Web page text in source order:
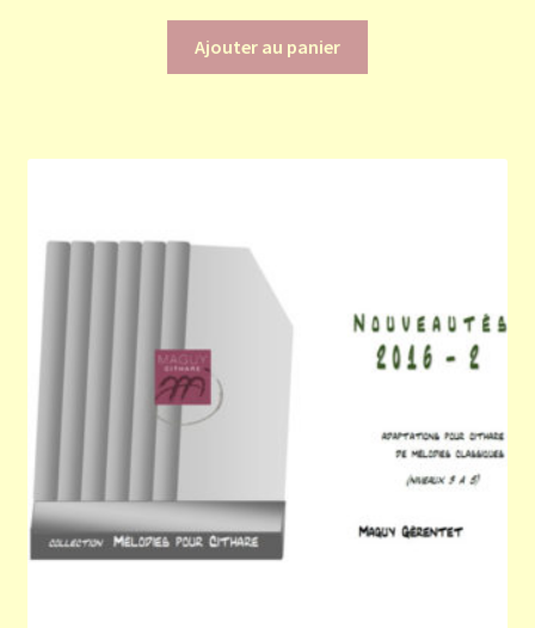
Ajouter au panier